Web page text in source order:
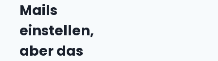
Mails
einstellen,
aber das